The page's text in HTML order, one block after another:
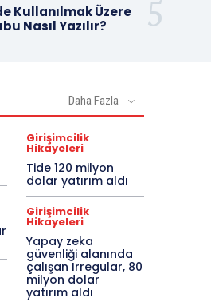
Kullanılmak Üzere
Nasıl Yazılır?
Daha Fazla
Girişimcilik
Hikayeleri
Tide 120 milyon
dolar yatırım aldı
Girişimcilik
Hikayeleri
Yapay zeka
güvenliği alanında
çalışan Irregular, 80
milyon dolar
yatırım aldı